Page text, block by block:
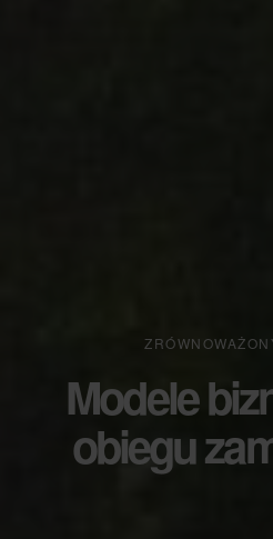
Modele
obiegu